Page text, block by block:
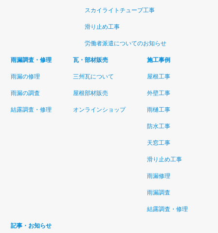
スカイライトチューブ工事
滑り止め工事
労働者派遣についてのお知らせ
雨漏調査・修理
雨漏の修理
雨漏の調査
結露調査・修理
瓦・部材販売
三州瓦について
屋根部材販売
オンラインショップ
施工事例
屋根工事
外壁工事
雨樋工事
防水工事
天窓工事
滑り止め工事
雨漏修理
雨漏調査
結露調査・修理
記事・お知らせ